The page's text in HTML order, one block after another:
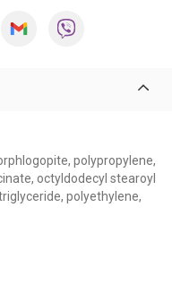
polypropylene,
octyldodecyl stearoyl
polyethylene,